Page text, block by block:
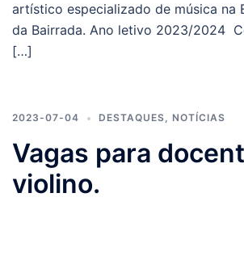
artístico especializado de música na
da Bairrada. Ano letivo 2023/2024
[…]
2023-07-04 DESTAQUES, NOTÍCIAS
Vagas para
violino.